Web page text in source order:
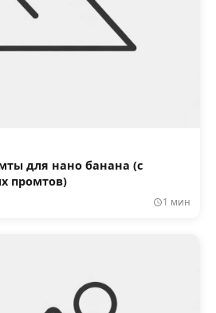
для нано банана (с
промтов)
1 мин